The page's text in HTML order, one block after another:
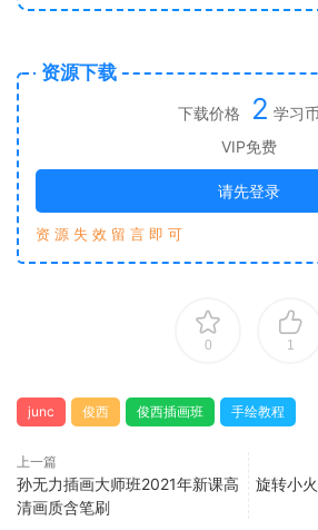
资源下载
下载价格 2 学习币
VIP免费
请先登录
资 源 失 效 留 言 即 可
0 1
junc 俊西 俊西插画班 手绘教程
上一篇
孙无力插画大师班2021年新课高
清画质含笔刷
旋转小